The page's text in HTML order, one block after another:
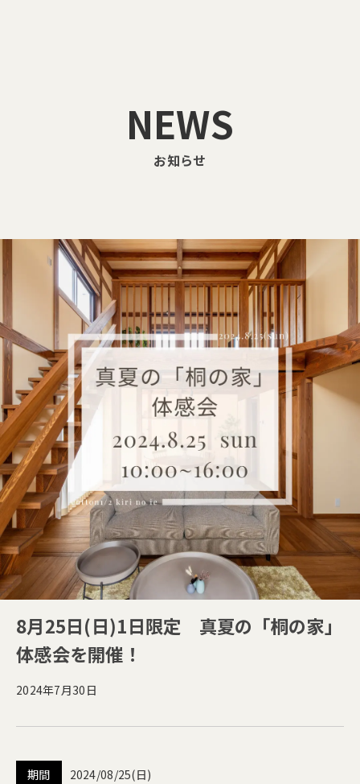
NEWS
お知らせ
8月25日(日)1日限定 真夏の「桐の家」
体感会を開催！
2024年7月30日
期間 2024/08/25(日)